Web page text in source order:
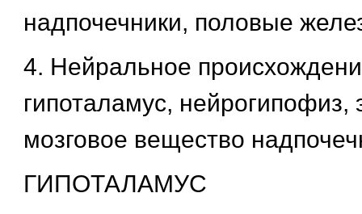
надпочечники, половые
4. Нейральное
гипоталамус, нейрогипофиз,
мозговое вещество
ГИПОТАЛАМУС